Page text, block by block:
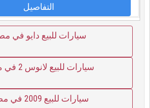
التفاصيل
سيارات للبيع دايو في
سيارات للبيع لانوس 2 في مصر
سيارات للبيع 2009 في مصر